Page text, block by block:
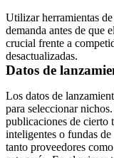
Utilizar herramientas
demanda antes de que
crucial frente a
desactualizadas.
Datos de
Los datos de
para seleccionar
publicaciones de cierto
inteligentes o fundas
tanto proveedores